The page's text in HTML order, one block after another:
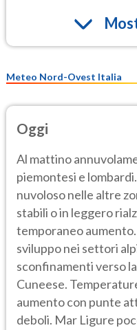
Meteo Nord-Ovest Italia
Oggi
Al mattino
piemontesi e
nuvoloso nelle altre
stabili o in leggero
temporaneo
sviluppo nei settori
sconfinamenti verso
Cuneese.
aumento con punte
deboli. Mar Ligure